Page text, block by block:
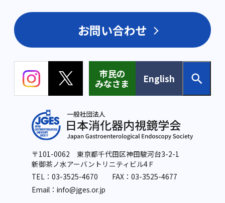
お問い合わせ
市民の
みなさま
English
〒101-0062 東京都千代田区神田駿河台3-2-1
新御茶ノ水アーバントリニティビル4Ｆ
TEL：03-3525-4670 FAX：03-3525-4677
Email：info@jges.or.jp